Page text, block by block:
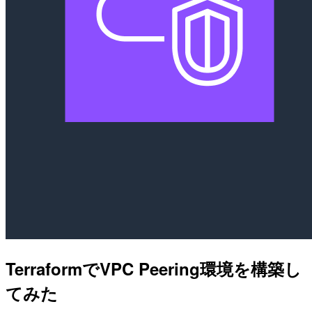
TerraformでVPC Peering環境を構築し
てみた